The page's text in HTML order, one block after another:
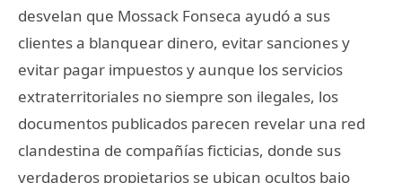
desvelan que Mossack Fonseca ayudó a sus
clientes a blanquear dinero, evitar sanciones y
evitar pagar impuestos y aunque los servicios
extraterritoriales no siempre son ilegales, los
documentos publicados parecen revelar una red
clandestina de compañías ficticias, donde sus
verdaderos propietarios se ubican ocultos bajo